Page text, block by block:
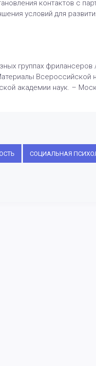
контактов с
условий для
группах
академии наук. –
СОЦИАЛЬНАЯ